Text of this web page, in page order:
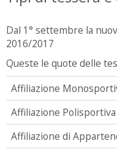
Dal 1° settembre la
2016/2017
Queste le quote delle
Affiliazione
Affiliazione Polisportiva
Affiliazione di